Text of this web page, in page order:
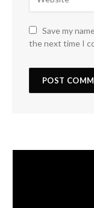
Save my
the next time I